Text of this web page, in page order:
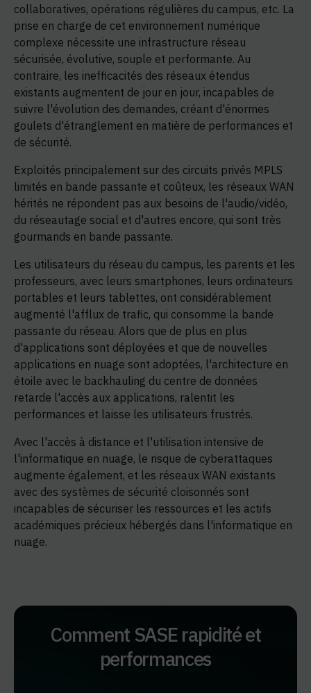
collaboratives, opérations régulières du campus, etc. La
prise en charge de cet environnement numérique
complexe nécessite une infrastructure réseau
sécurisée, évolutive, souple et performante. Au
contraire, les inefficacités des réseaux étendus
existants augmentent de jour en jour, incapables de
suivre l'évolution des demandes, créant d'énormes
goulets d'étranglement en matière de performances et
de sécurité.
Exploités principalement sur des circuits privés MPLS
limités en bande passante et coûteux, les réseaux WAN
hérités ne répondent pas aux besoins de l'audio/vidéo,
du réseautage social et d'autres encore, qui sont très
gourmands en bande passante.
Les utilisateurs du réseau du campus, les parents et les
professeurs, avec leurs smartphones, leurs ordinateurs
portables et leurs tablettes, ont considérablement
augmenté l'afflux de trafic, qui consomme la bande
passante du réseau. Alors que de plus en plus
d'applications sont déployées et que de nouvelles
applications en nuage sont adoptées, l'architecture en
étoile avec le backhauling du centre de données
retarde l'accès aux applications, ralentit les
performances et laisse les utilisateurs frustrés.
Avec l'accès à distance et l'utilisation intensive de
l'informatique en nuage, le risque de cyberattaques
augmente également, et les réseaux WAN existants
avec des systèmes de sécurité cloisonnés sont
incapables de sécuriser les ressources et les actifs
académiques précieux hébergés dans l'informatique en
nuage.
Comment SASE rapidité et
performances